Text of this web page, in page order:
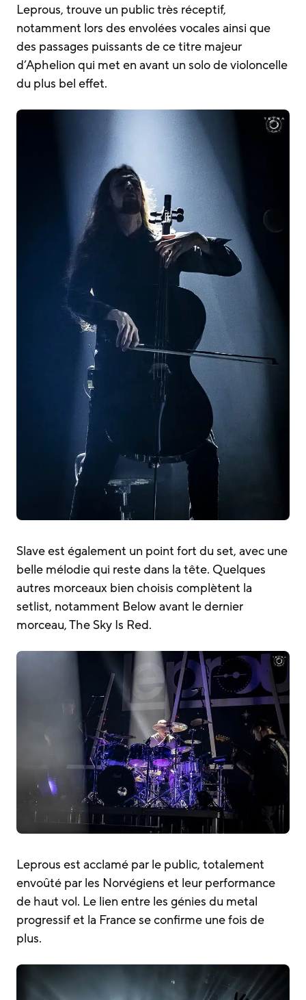
Leprous, trouve un public très réceptif,
notamment lors des envolées vocales ainsi que
des passages puissants de ce titre majeur
d’Aphelion qui met en avant un solo de violoncelle
du plus bel effet.
Slave est également un point fort du set, avec une
belle mélodie qui reste dans la tête. Quelques
autres morceaux bien choisis complètent la
setlist, notamment Below avant le dernier
morceau, The Sky Is Red.
Leprous est acclamé par le public, totalement
envoûté par les Norvégiens et leur performance
de haut vol. Le lien entre les génies du metal
progressif et la France se confirme une fois de
plus.